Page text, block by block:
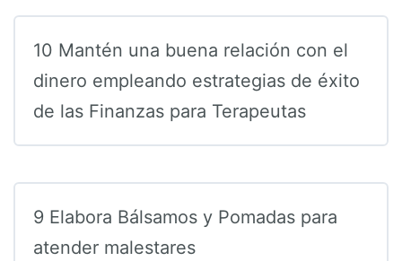
10 Mantén una buena relación con el
dinero empleando estrategias de éxito
de las Finanzas para Terapeutas
9 Elabora Bálsamos y Pomadas para
atender malestares